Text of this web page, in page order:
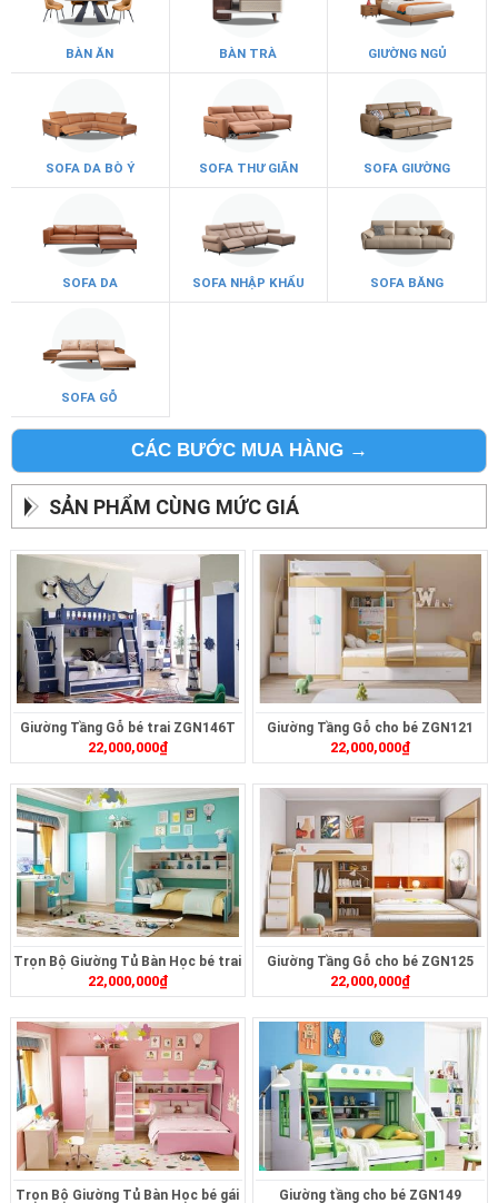
BÀN ĂN BÀN TRÀ GIƯỜNG NGỦ
SOFA DA BÒ Ý SOFA THƯ GIÃN SOFA GIƯỜNG
SOFA DA SOFA NHẬP KHẨU SOFA BĂNG
SOFA GỖ
CÁC BƯỚC MUA HÀNG →
SẢN PHẨM CÙNG MỨC GIÁ
Giường Tầng Gỗ bé trai ZGN146T
22,000,000₫
Giường Tầng Gỗ cho bé ZGN121
22,000,000₫
Trọn Bộ Giường Tủ Bàn Học bé trai
ZGN147
22,000,000₫
Giường Tầng Gỗ cho bé ZGN125
22,000,000₫
Trọn Bộ Giường Tủ Bàn Học bé gái Giường tầng cho bé ZGN149